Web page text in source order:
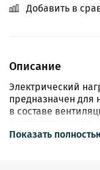
Добавить в
Описание
Электрический
предназначен для
в составе
Показать